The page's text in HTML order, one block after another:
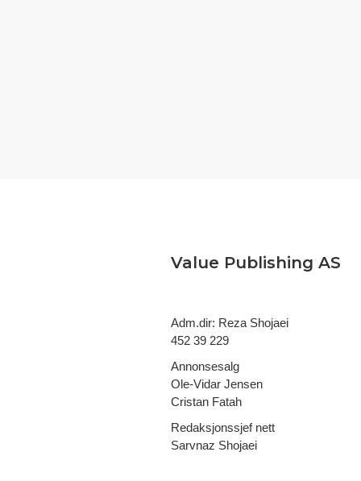
Value Publishing AS
Adm.dir: Reza Shojaei
452 39 229
Annonsesalg
Ole-Vidar Jensen
Cristan Fatah
Redaksjonssjef nett
Sarvnaz Shojaei